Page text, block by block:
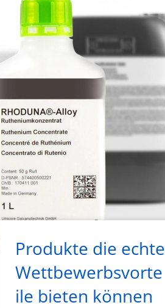
Produkte die echte
Wettbewerbsvorte
ile bieten können